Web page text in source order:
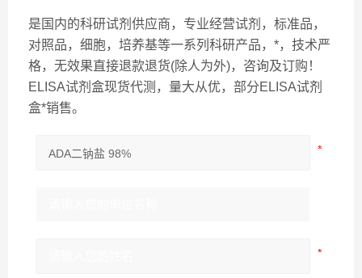
是国内的科研试剂供应商，专业经营试剂，标准品，
对照品，细胞，培养基等一系列科研产品，*，技术严
格，无效果直接退款退货(除人为外)，咨询及订购！
ELISA试剂盒现货代测，量大从优，部分ELISA试剂
盒*销售。